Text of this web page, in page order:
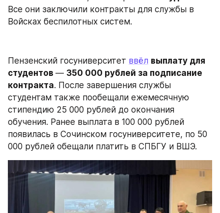
Все они заключили контракты для службы в
Войсках беспилотных систем.
Пензенский госуниверситет ввёл выплату для
студентов — 350 000 рублей за подписание
контракта. После завершения службы
студентам также пообещали ежемесячную
стипендию 25 000 рублей до окончания
обучения. Ранее выплата в 100 000 рублей
появилась в Сочинском госуниверситете, по 50
000 рублей обещали платить в СПБГУ и ВШЭ.